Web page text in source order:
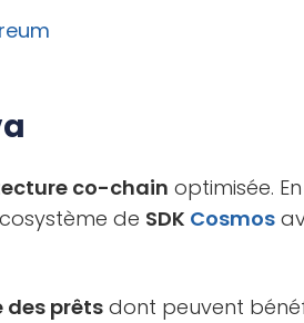
co-chain optimisée.
de SDK Cosmos
des prêts dont peuvent